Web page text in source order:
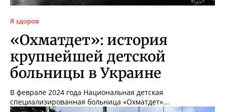
Я здоров
«Охматдет»: история
крупнейшей детской
больницы в Украине
В феврале 2024 года Национальная детская
специализированная больница «Охматдет»...